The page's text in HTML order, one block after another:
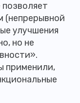
(непрерывной
улучшения
но не
применили,